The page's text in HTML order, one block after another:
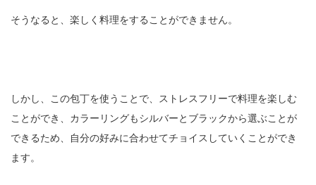
そうなると、楽しく料理をすることができません。
しかし、この包丁を使うことで、ストレスフリーで料理を楽しむ
ことができ、カラーリングもシルバーとブラックから選ぶことが
できるため、自分の好みに合わせてチョイスしていくことができ
ます。